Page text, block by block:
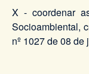
X - coordenar
Socioambiental,
nº 1027 de 08